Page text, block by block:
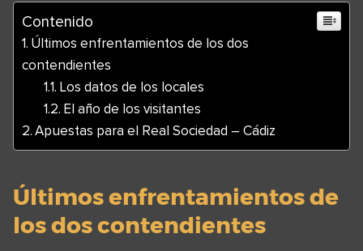
Contenido
Últimos enfrentamientos de los dos
contendientes
Los datos de los locales
El año de los visitantes
Apuestas para el Real Sociedad – Cádiz
Últimos enfrentamientos de
los dos contendientes